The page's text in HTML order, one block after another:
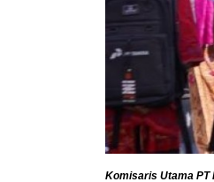
Komisaris Utama PT